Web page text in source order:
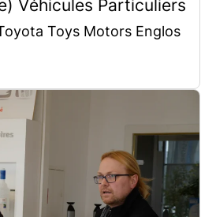
Véhicules Particuliers
Toys Motors Englos